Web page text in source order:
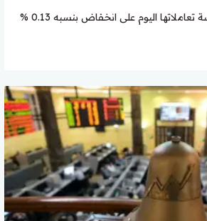
اليوم على انخفاض بنسبه 0.13 %